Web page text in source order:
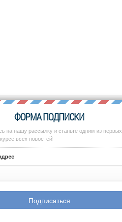
ФОРМА ПОДПИСКИ
на нашу рассылку и станьте одним из первых,
всех новостей!
Подписаться